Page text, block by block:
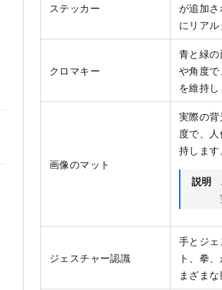
ステッカー
が追加
にリアル
クロマキー
青と緑
や角度
を維持し
画像のマット
実際の
度で、
持します
説明
ジェスチャー認識
手とジ
ト、拳
まざま